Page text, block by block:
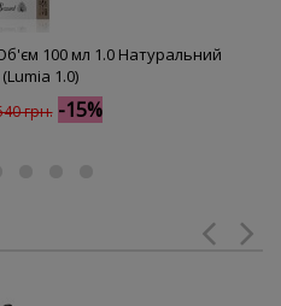
100 мл 1.0 Натуральний
1.0)
грн. -15%